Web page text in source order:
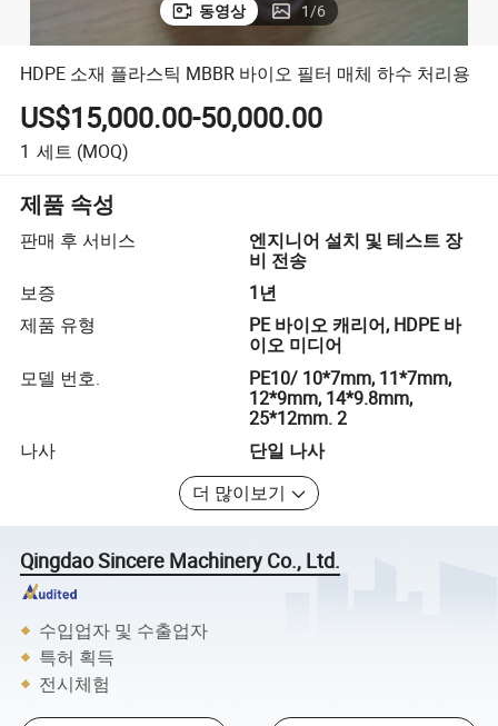
동영상 1/6
HDPE 소재 플라스틱 MBBR 바이오 필터 매체 하수 처리용
US$15,000.00-50,000.00
1 세트 (MOQ)
제품 속성
판매 후 서비스
엔지니어 설치 및 테스트 장
비 전송
보증
1년
제품 유형
PE 바이오 캐리어, HDPE 바
이오 미디어
모델 번호.
PE10/ 10*7mm, 11*7mm,
12*9mm, 14*9.8mm,
25*12mm. 2
나사
단일 나사
더 많이보기
Qingdao Sincere Machinery Co., Ltd.
수입업자 및 수출업자
특허 획득
전시체험